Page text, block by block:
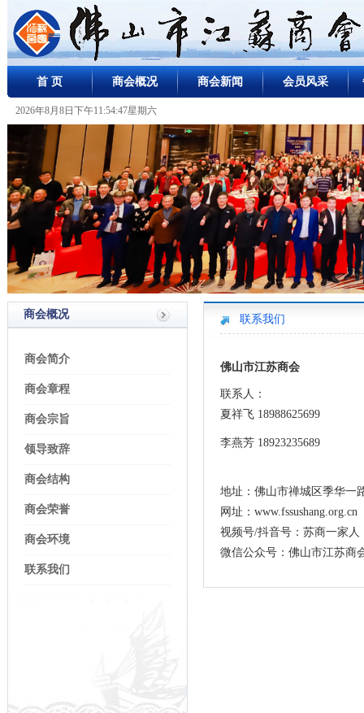
首 页 商会概况 商会新闻 会员风采
2026年8月8日下午11:54:47星期六
商会概况
商会简介
商会章程
商会宗旨
领导致辞
商会结构
商会荣誉
商会环境
联系我们
联系我们
佛山市江苏商会
联系人：
夏祥飞 18988625699
李燕芳 18923235689
地址：佛山市禅城区季华一
网址：www.fssushang.org.cn
视频号/抖音号：苏商一家人
微信公众号：佛山市江苏商